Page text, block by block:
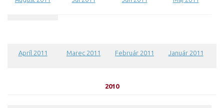
Apríl 2011 Marec 2011 Február 2011 Január 2011
2010